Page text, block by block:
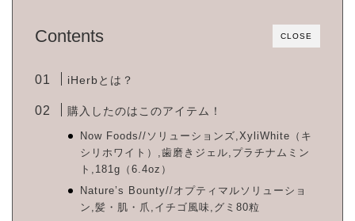
CLOSE
Contents
iHerbとは？
購入したのはこのアイテム！
Now Foods//ソリューションズ,XyliWhite（キ
シリホワイト）,歯磨きジェル,プラチナムミン
ト,181g（6.4oz）
Nature’s Bounty//オプティマルソリューショ
ン,髪・肌・爪,イチゴ風味,グミ80粒